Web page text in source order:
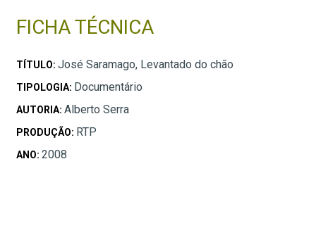
FICHA TÉCNICA
TÍTULO: José Saramago, Levantado do chão
TIPOLOGIA: Documentário
AUTORIA: Alberto Serra
PRODUÇÃO: RTP
ANO: 2008